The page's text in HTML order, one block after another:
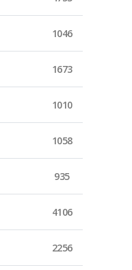
1046
1673
1010
1058
935
4106
2256